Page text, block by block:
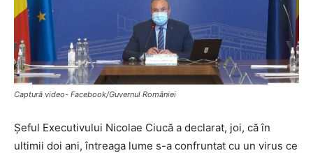
Captură video- Facebook/Guvernul României
Șeful Executivului Nicolae Ciucă a declarat, joi, că în
ultimii doi ani, întreaga lume s-a confruntat cu un virus ce